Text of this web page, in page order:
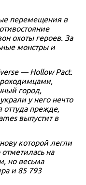
перемещения в
охоты героев. За
монстры и
— Hollow Pact.
город,
у него нечто
оттуда прежде,
выпустит в
которой легли
на
но весьма
и 85 793